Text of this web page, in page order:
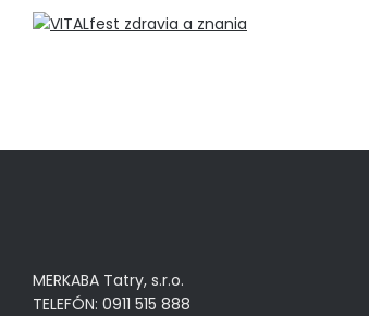
MERKABA Tatry, s.r.o.
TELEFÓN: 0911 515 888